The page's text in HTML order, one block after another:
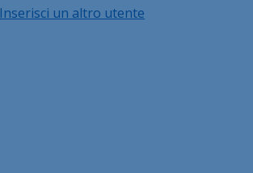
Inserisci un altro utente